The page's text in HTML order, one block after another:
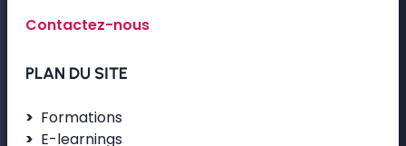
Contactez-nous
PLAN DU SITE
Formations
E-learnings